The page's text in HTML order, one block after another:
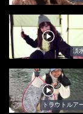
淡
トラウトルア